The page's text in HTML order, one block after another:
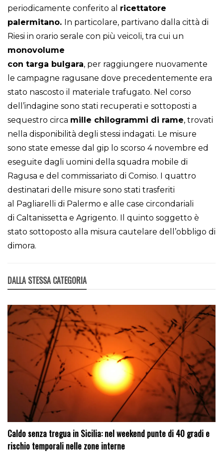
periodicamente conferito al ricettatore
palermitano. In particolare, partivano dalla città di
Riesi in orario serale con più veicoli, tra cui un
monovolume
con targa bulgara, per raggiungere nuovamente
le campagne ragusane dove precedentemente era
stato nascosto il materiale trafugato. Nel corso
dell’indagine sono stati recuperati e sottoposti a
sequestro circa mille chilogrammi di rame, trovati
nella disponibilità degli stessi indagati. Le misure
sono state emesse dal gip lo scorso 4 novembre ed
eseguite dagli uomini della squadra mobile di
Ragusa e del commissariato di Comiso. I quattro
destinatari delle misure sono stati trasferiti
al Pagliarelli di Palermo e alle case circondariali
di Caltanissetta e Agrigento. Il quinto soggetto è
stato sottoposto alla misura cautelare dell’obbligo di
dimora.
DALLA STESSA CATEGORIA
Caldo senza tregua in Sicilia: nel weekend punte di 40 gradi e
rischio temporali nelle zone interne